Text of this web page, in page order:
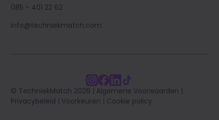
085 - 401 22 62
info@techniekmatch.com
© TechniekMatch 2026 | Algemene Voorwaarden |
Privacybeleid | Voorkeuren | Cookie policy